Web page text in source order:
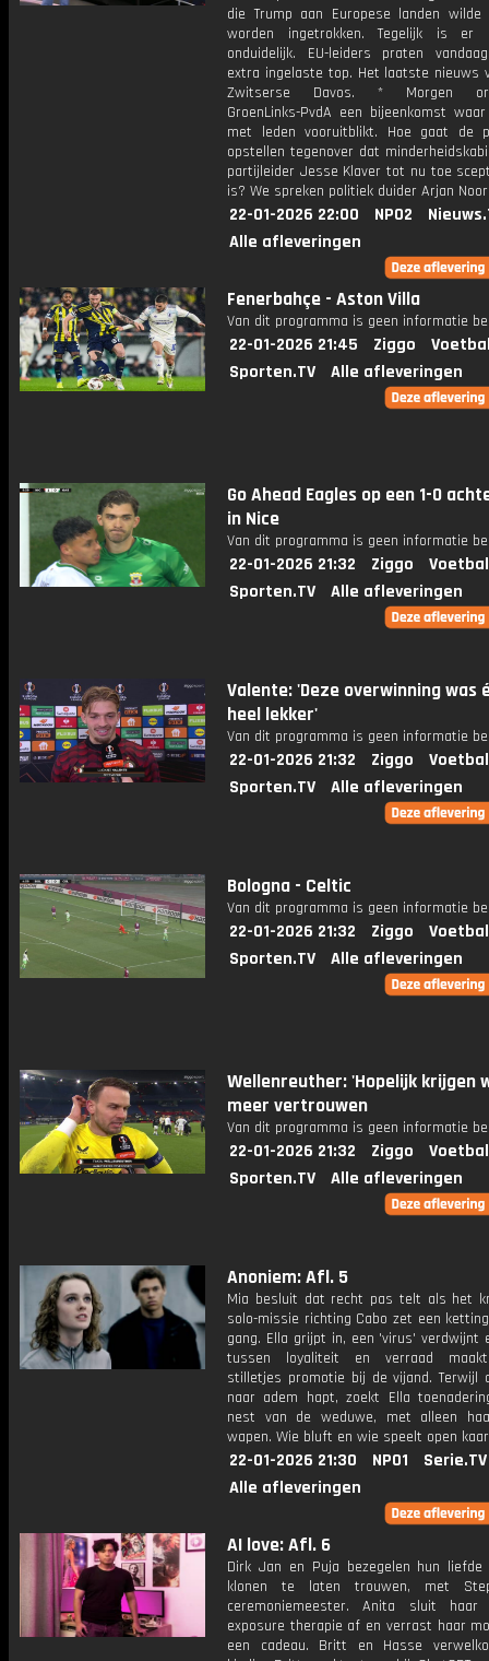
die Trump aan Europese landen wilde
worden ingetrokken. Tegelijk is er
onduidelijk. EU-leiders praten
extra ingelaste top. Het laatste nieuws
Zwitserse Davos. * Morgen
GroenLinks-PvdA een bijeenkomst
met leden vooruitblikt. Hoe gaat de
opstellen tegenover dat
partijleider Jesse Klaver tot nu toe
is? We spreken politiek duider Arjan
22-01-2026 22:00 NPO2
Alle afleveringen
Fenerbahçe - Aston Villa
Van dit programma is geen informatie
22-01-2026 21:45 Ziggo
Sporten.TV
Alle afleveringen
Go Ahead Eagles op een 1-0
in Nice
Van dit programma is geen informatie
22-01-2026 21:32 Ziggo
Sporten.TV
Alle afleveringen
Valente: 'Deze overwinning was
heel lekker'
Van dit programma is geen informatie
22-01-2026 21:32 Ziggo
Sporten.TV
Alle afleveringen
Bologna - Celtic
Van dit programma is geen informatie
22-01-2026 21:32 Ziggo
Sporten.TV
Alle afleveringen
Wellenreuther: 'Hopelijk krijgen
meer vertrouwen
Van dit programma is geen informatie
22-01-2026 21:32 Ziggo
Sporten.TV
Alle afleveringen
Anoniem: Afl. 5
Mia besluit dat recht pas telt als het
solo-missie richting Cabo zet een
gang. Ella grijpt in, een 'virus' verdwijnt
tussen loyaliteit en verraad
stilletjes promotie bij de vijand. Terwijl
naar adem hapt, zoekt Ella
nest van de weduwe, met alleen
wapen. Wie bluft en wie speelt open
22-01-2026 21:30 NPO1
Serie.TV
Alle afleveringen
AI love: Afl. 6
Dirk Jan en Puja bezegelen hun
klonen te laten trouwen, met
ceremoniemeester. Anita sluit haar
exposure therapie af en verrast haar
een cadeau. Britt en Hasse